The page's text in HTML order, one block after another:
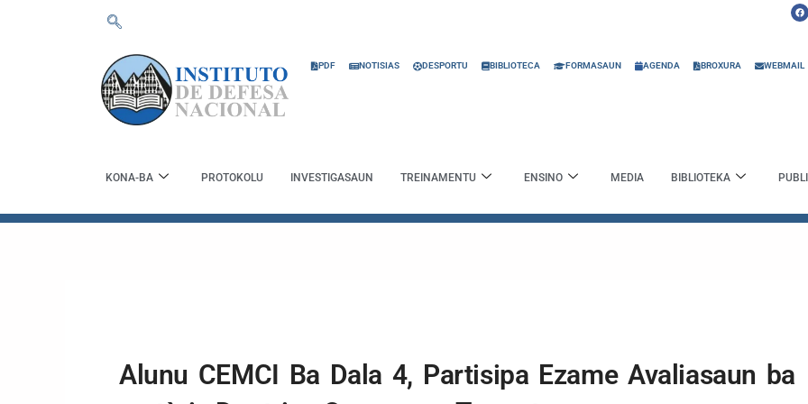
F
a
c
k
PDF NOTISIAS DESPORTU BIBLIOTECA FORMASAUN AGENDA BROXURA WEBMAIL
KONA-BA PROTOKOLU INVESTIGASAUN TREINAMENTU ENSINO MEDIA BIBLIOTEKA
Alunu CEMCI Ba Dala 4, Partisipa Ezame Avaliasaun ba